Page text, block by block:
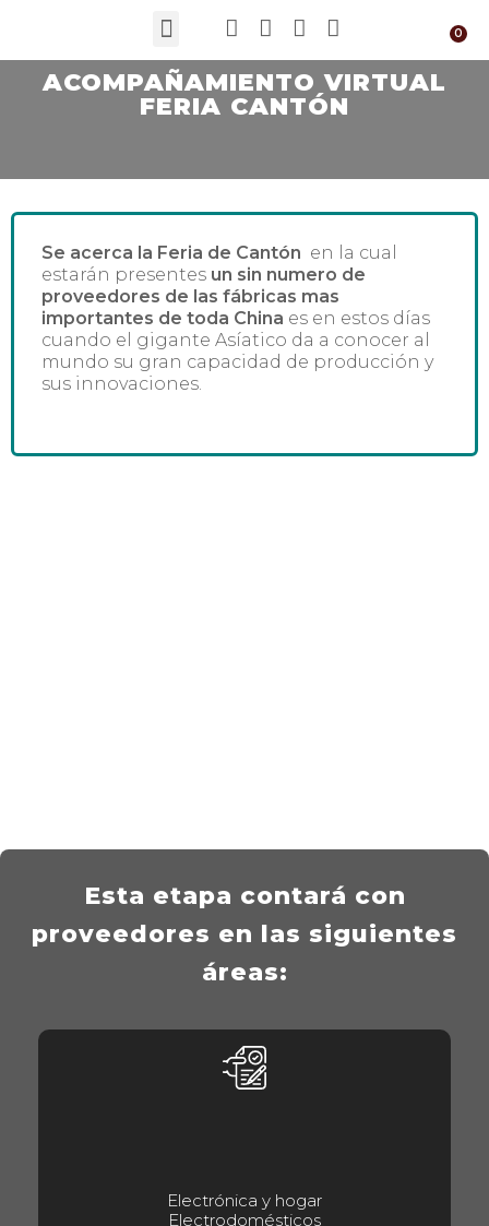
ACOMPAÑAMIENTO VIRTUAL
FERIA CANTÓN
Se acerca la Feria de Cantón en la cual
estarán presentes un sin numero de
proveedores de las fábricas mas
importantes de toda China es en estos días
cuando el gigante Asíatico da a conocer al
mundo su gran capacidad de producción y
sus innovaciones.
Esta etapa contará con
proveedores en las siguientes
áreas:
Electrónica y hogar
Electrodomésticos